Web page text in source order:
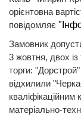
орієнтовна
повідомляє
Замовник
3 жовтня, двох
торги:
відхилили
матеріально-